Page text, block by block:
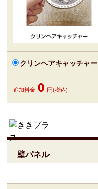
クリンヘアキャッチャー
追加料金 0 円(税込)
壁パネル